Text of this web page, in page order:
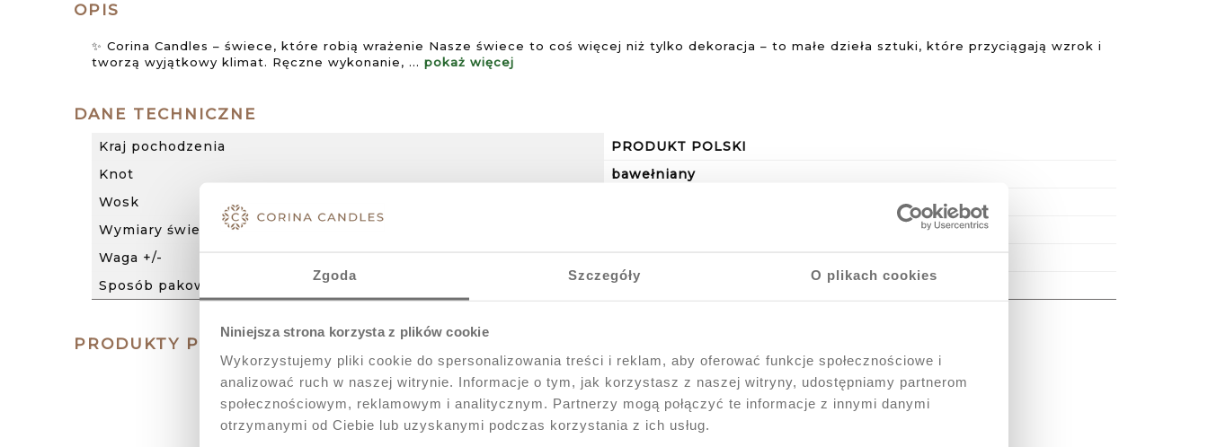
Zgoda Szczegóły O plikach cookies
Niniejsza strona korzysta z plików cookie
Wykorzystujemy pliki cookie do spersonalizowania treści i reklam, aby oferować funkcje społecznościowe i
analizować ruch w naszej witrynie. Informacje o tym, jak korzystasz z naszej witryny, udostępniamy partnerom
społecznościowym, reklamowym i analitycznym. Partnerzy mogą połączyć te informacje z innymi danymi
otrzymanymi od Ciebie lub uzyskanymi podczas korzystania z ich usług.
OPIS
✨ Corina Candles – świece, które robią wrażenie Nasze świece to coś więcej niż tylko dekoracja – to małe dzieła sztuki, które przyciągają wzrok i
tworzą wyjątkowy klimat. Ręczne wykonanie, ... pokaż więcej
DANE TECHNICZNE
Kraj pochodzenia
PRODUKT POLSKI
Knot
bawełniany
Wosk
Wymiary świecy (wys. x szer.)
Waga +/-
Sposób pakowania
Pudełko prezentowe
PRODUKTY POWIĄZANE